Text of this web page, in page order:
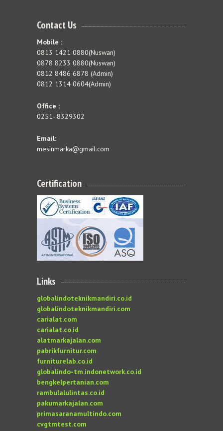
Contact Us
Mobile :
0813 1421 0880(Nuswan)
0878 8233 0880(Nuswan)
0812 8486 6878 (Admin)
0812 1314 0604(Admin)
Office :
0251- 8329302
Email:
mesinmarka@gmail.com
Certification
Links
globalindoteknikmandiri.co.id
globalindoteknikmandiri.com
carialat.com
carialat.co.id
alatmarkajalan.com
pabrikfurnitur.com
furniturelab.co.id
globalindo-tm.indonetwork.co.id
bengkelpertanian.com
rambulalulintas.co.id
pakumarkajalan.com
primasaranamultindo.com
cvgtmtest.com